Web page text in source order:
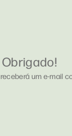
Obrigado!
receberá um e-mail